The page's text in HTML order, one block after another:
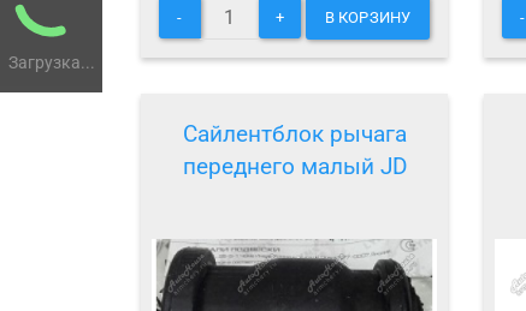
Загрузка...
- + В КОРЗИНУ -
Сайлентблок рычага
переднего малый JD